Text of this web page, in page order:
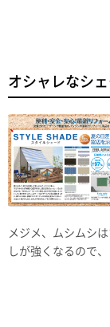
オシャレなシ
メジメ、ムシムシ
しが強くなるので